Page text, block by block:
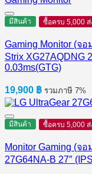
มีสินค้า ซื้อครบ 5,000
Gaming Monitor (จ
Strix XG27AQDNG
0.03ms(GTG)
19,900 ฿ รวมภาษี 7%
มีสินค้า ซื้อครบ 5,000
Monitor Gaming (จ
27G64NA-B 27″